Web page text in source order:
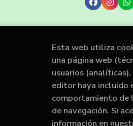
Esta web utiliza
una página web
usuarios
editor haya incluido
comportamiento de
de navegación. Si
información en